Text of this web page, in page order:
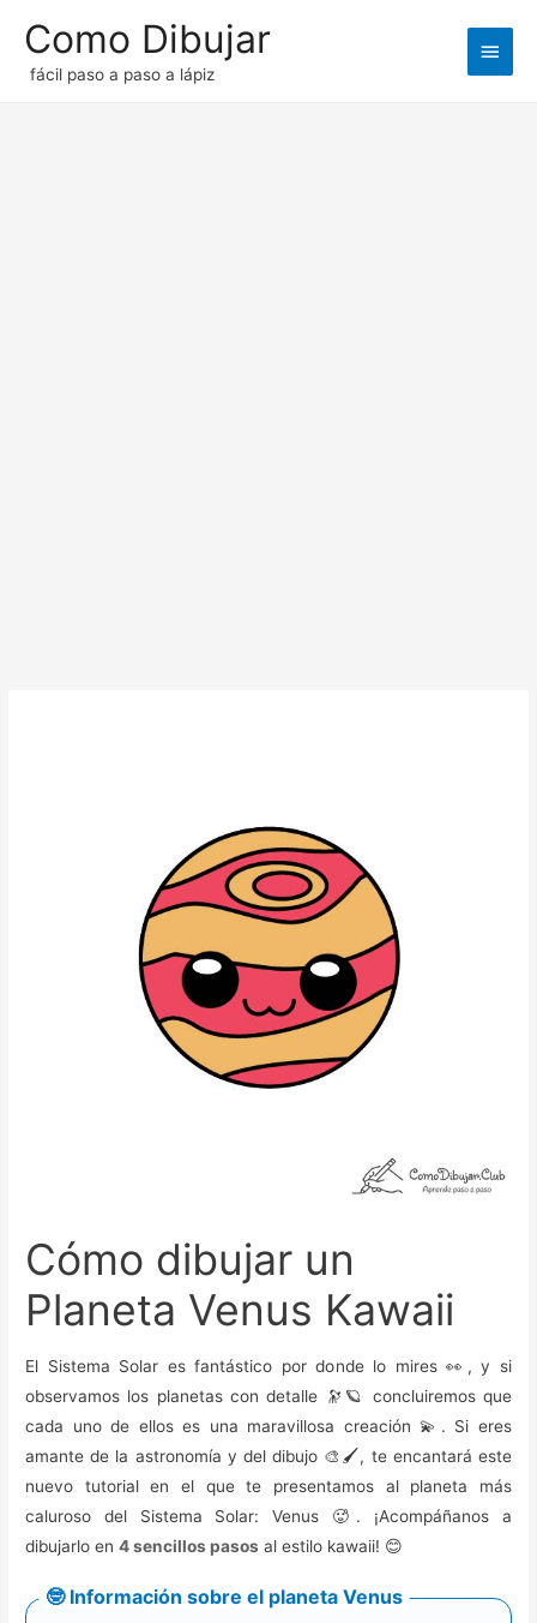
Como Dibujar
fácil paso a paso a lápiz
Menú
Cómo dibujar un
Planeta Venus Kawaii
El Sistema Solar es fantástico por donde lo mires 👀, y si
observamos los planetas con detalle 🔭🪐 concluiremos que
cada uno de ellos es una maravillosa creación 💫. Si eres
amante de la astronomía y del dibujo 🎨🖌️, te encantará este
nuevo tutorial en el que te presentamos al planeta más
caluroso del Sistema Solar: Venus 🥵. ¡Acompáñanos a
dibujarlo en4 sencillos pasos al estilo kawaii! 😊
🤓 Información sobre el planeta Venus